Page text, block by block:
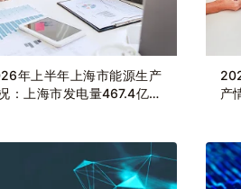
年上半年上海市能源生产
：上海市发电量467.4亿千
产